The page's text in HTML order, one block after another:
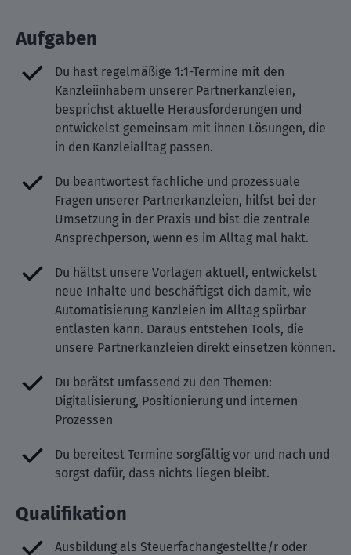
Aufgaben
Du hast regelmäßige 1:1-Termine mit den
Kanzleiinhabern unserer Partnerkanzleien,
besprichst aktuelle Herausforderungen und
entwickelst gemeinsam mit ihnen Lösungen, die
in den Kanzleialltag passen.
Du beantwortest fachliche und prozessuale
Fragen unserer Partnerkanzleien, hilfst bei der
Umsetzung in der Praxis und bist die zentrale
Ansprechperson, wenn es im Alltag mal hakt.
Du hältst unsere Vorlagen aktuell, entwickelst
neue Inhalte und beschäftigst dich damit, wie
Automatisierung Kanzleien im Alltag spürbar
entlasten kann. Daraus entstehen Tools, die
unsere Partnerkanzleien direkt einsetzen können.
Du berätst umfassend zu den Themen:
Digitalisierung, Positionierung und internen
Prozessen
Du bereitest Termine sorgfältig vor und nach und
sorgst dafür, dass nichts liegen bleibt.
Qualifikation
Ausbildung als Steuerfachangestellte/r oder